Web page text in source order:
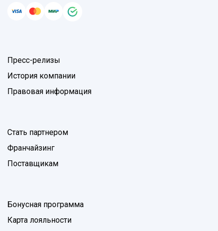
Пресс-релизы
История компании
Правовая информация
Стать партнером
Франчайзинг
Поставщикам
Бонусная программа
Карта лояльности